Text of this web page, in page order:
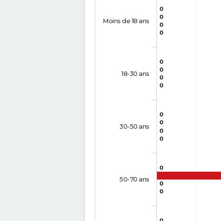
0
0
0
0
0
0
0
0
0
0
0
0
0
0
0
Moins de 18 ans
18-30 ans
30-50 ans
50-70 ans